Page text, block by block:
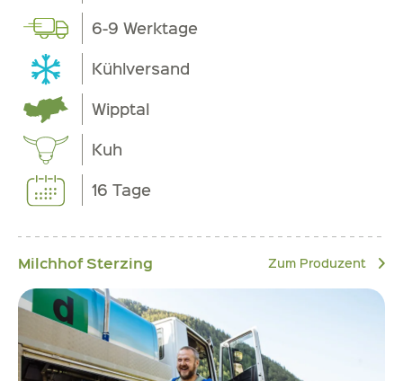
6-9 Werktage
Kühlversand
Wipptal
Kuh
16 Tage
Milchhof Sterzing Zum Produzent